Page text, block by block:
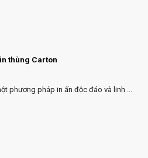
thùng Carton
phương pháp in ấn độc đáo và linh ...